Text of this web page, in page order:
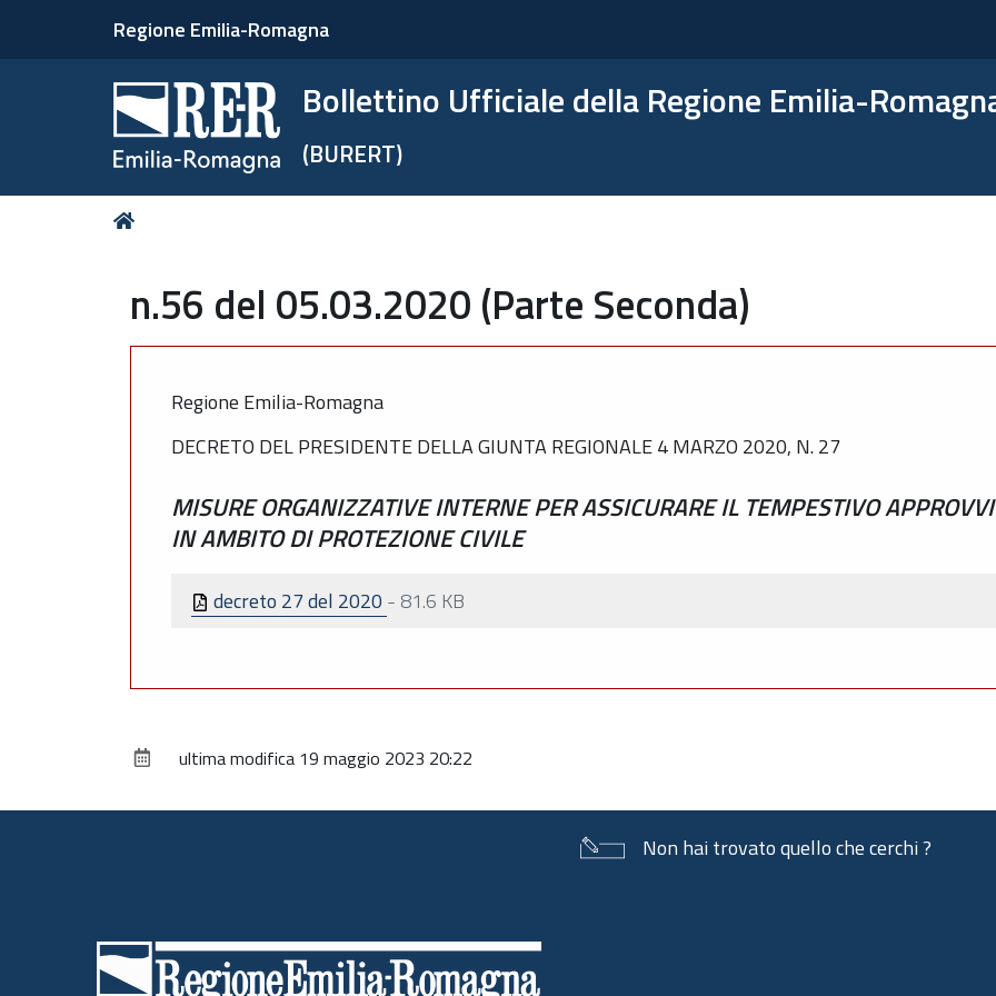
Regione Emilia-Romagna
Bollettino Ufficiale della Regione Emilia-
(BURERT)
Tu
n.56 del 05.03.2020 (Parte Seconda)
Regione Emilia-Romagna
DECRETO DEL PRESIDENTE DELLA GIUNTA REGIONALE 4 MARZO 2020, N. 27
MISURE ORGANIZZATIVE INTERNE PER ASSICURARE IL TEMPESTIVO
IN AMBITO DI PROTEZIONE CIVILE
decreto 27 del 2020 - 81.6 KB
ultima modifica 19 maggio 2023 20:22
Non hai trovato quello che cerchi ?